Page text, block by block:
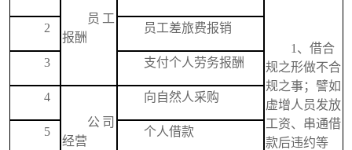
员工
报酬
1、借合
规之形做不合
规之事；譬如
虚增人员发放
工资、串通借
款后违约等
2 员工差旅费报销
3 支付个人劳务报酬
4
公司
经营
向自然人采购
5 个人借款